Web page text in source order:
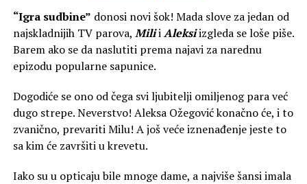
“Igra sudbine” donosi novi šok! Mada slove za jedan od
najskladnijih TV parova, MiliiAleksiizgleda se loše piše.
Barem ako se da naslutiti prema najavi za narednu
epizodu popularne sapunice.
Dogodiće se ono od čega svi ljubitelji omiljenog para već
dugo strepe. Neverstvo! Aleksa Ožegović konačno će, i to
zvanično, prevariti Milu! A još veće iznenađenje jeste to
sa kim će završiti u krevetu.
Iako su u opticaju bile mnoge dame, a najviše šansi imala